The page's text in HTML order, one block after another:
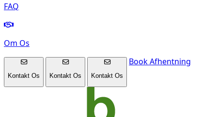
FAQ
Om Os
Kontakt Os Kontakt Os Kontakt Os
Book Afhentning